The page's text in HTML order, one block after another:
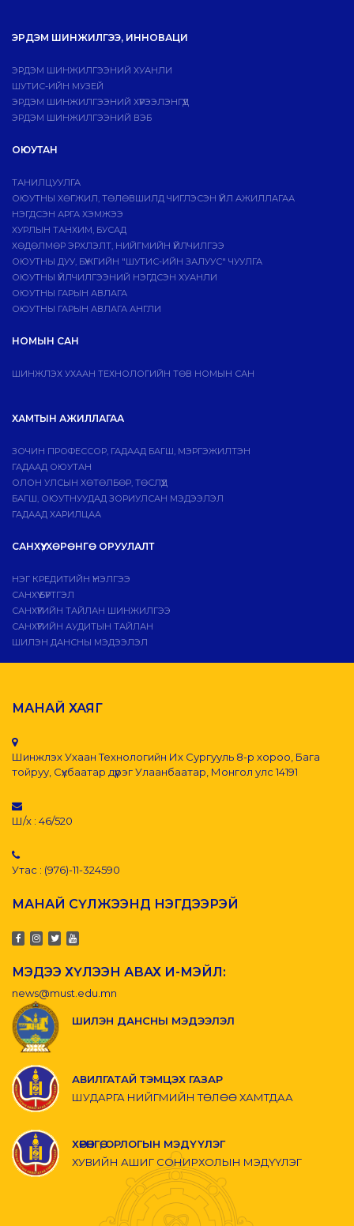
ЭРДЭМ ШИНЖИЛГЭЭ, ИННОВАЦИ
ЭРДЭМ ШИНЖИЛГЭЭНИЙ ХУАНЛИ
ШУТИС-ИЙН МУЗЕЙ
ЭРДЭМ ШИНЖИЛГЭЭНИЙ ХҮРЭЭЛЭНГҮҮД
ЭРДЭМ ШИНЖИЛГЭЭНИЙ ВЭБ
ОЮУТАН
ТАНИЛЦУУЛГА
ОЮУТНЫ ХӨГЖИЛ, ТӨЛӨВШИЛД ЧИГЛЭСЭН ҮЙЛ АЖИЛЛАГАА
НЭГДСЭН АРГА ХЭМЖЭЭ
ХУРЛЫН ТАНХИМ, БУСАД
ХӨДӨЛМӨР ЭРХЛЭЛТ, НИЙГМИЙН ҮЙЛЧИЛГЭЭ
ОЮУТНЫ ДУУ, БҮЖГИЙН "ШУТИС-ИЙН ЗАЛУУС" ЧУУЛГА
ОЮУТНЫ ҮЙЛЧИЛГЭЭНИЙ НЭГДСЭН ХУАНЛИ
ОЮУТНЫ ГАРЫН АВЛАГА
ОЮУТНЫ ГАРЫН АВЛАГА АНГЛИ
НОМЫН САН
ШИНЖЛЭХ УХААН ТЕХНОЛОГИЙН ТӨВ НОМЫН САН
ХАМТЫН АЖИЛЛАГАА
ЗОЧИН ПРОФЕССОР, ГАДААД БАГШ, МЭРГЭЖИЛТЭН
ГАДААД ОЮУТАН
ОЛОН УЛСЫН ХӨТӨЛБӨР, ТӨСЛҮҮД
БАГШ, ОЮУТНУУДАД ЗОРИУЛСАН МЭДЭЭЛЭЛ
ГАДААД ХАРИЛЦАА
САНХҮҮ, ХӨРӨНГӨ ОРУУЛАЛТ
НЭГ КРЕДИТИЙН ҮНЭЛГЭЭ
САНХҮҮ БҮРТГЭЛ
САНХҮҮГИЙН ТАЙЛАН ШИНЖИЛГЭЭ
САНХҮҮГИЙН АУДИТЫН ТАЙЛАН
ШИЛЭН ДАНСНЫ МЭДЭЭЛЭЛ
МАНАЙ ХАЯГ
Шинжлэх Ухаан Технологийн Их Сургууль 8-р хороо, Бага
тойруу, Сүхбаатар дүүрэг Улаанбаатар, Монгол улс 14191
Ш/х : 46/520
Утас : (976)-11-324590
МАНАЙ СҮЛЖЭЭНД НЭГДЭЭРЭЙ
МЭДЭЭ ХҮЛЭЭН АВАХ И-МЭЙЛ:
news@must.edu.mn
ШИЛЭН ДАНСНЫ МЭДЭЭЛЭЛ
АВИЛГАТАЙ ТЭМЦЭХ ГАЗАР
ШУДАРГА НИЙГМИЙН ТӨЛӨӨ ХАМТДАА
ХӨРӨНГӨ, ОРЛОГЫН МЭДҮҮЛЭГ
ХУВИЙН АШИГ СОНИРХОЛЫН МЭДҮҮЛЭГ